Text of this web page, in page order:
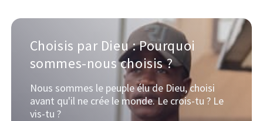
Choisis par Dieu : Pourquoi
sommes-nous choisis ?
Nous sommes le peuple élu de Dieu, choisi
avant qu'il ne crée le monde. Le crois-tu ? Le
vis-tu ?